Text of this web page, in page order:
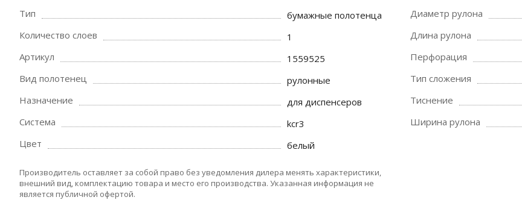
Тип
бумажные полотенца
Количество слоев
1
Артикул
1559525
Вид полотенец
рулонные
Назначение
для диспенсеров
Система
kcr3
Цвет
белый
Диаметр рулона
Длина рулона
Перфорация
Тип сложения
Тиснение
Ширина рулона
Производитель оставляет за собой право без уведомления дилера менять характеристики,
внешний вид, комплектацию товара и место его производства. Указанная информация не
является публичной офертой.